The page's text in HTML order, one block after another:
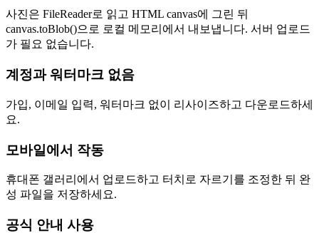
사진은 FileReader로 읽고 HTML canvas에 그린 뒤
canvas.toBlob()으로 로컬 메모리에서 내보냅니다. 서버 업로드
가 필요 없습니다.
계정과 워터마크 없음
가입, 이메일 입력, 워터마크 없이 리사이즈하고 다운로드하세
요.
모바일에서 작동
휴대폰 갤러리에서 업로드하고 터치로 자르기를 조정한 뒤 완
성 파일을 저장하세요.
공식 안내 사용